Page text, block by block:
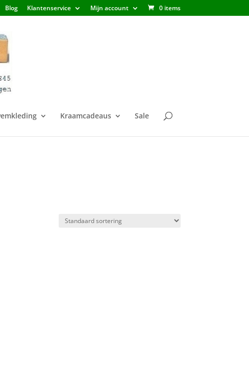
Blog Klantenservice Mijn account 0 items
Kraamcadeaus Sale